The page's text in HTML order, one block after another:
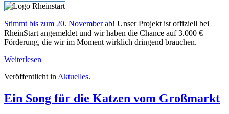
Stimmt bis zum 20. November ab! Unser Projekt ist offiziell bei
RheinStart angemeldet und wir haben die Chance auf 3.000 €
Förderung, die wir im Moment wirklich dringend brauchen.
Weiterlesen
Veröffentlicht in Aktuelles.
Ein Song für die Katzen vom Großmarkt